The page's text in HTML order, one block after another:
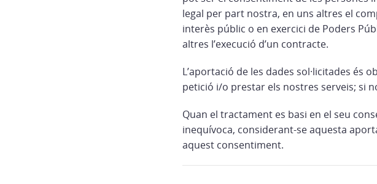
legal per part nostra, en uns altres el
interès públic o en exercici de Poders
altres l’execució d’un contracte.
L’aportació de les dades sol·licitades és
petició i/o prestar els nostres serveis; si
Quan el tractament es basi en el seu
inequívoca, considerant-se aquesta
aquest consentiment.